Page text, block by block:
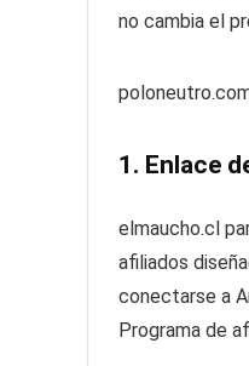
no cambia el
1. Enlace
elmaucho.cl
afiliados
conectarse a
Programa de